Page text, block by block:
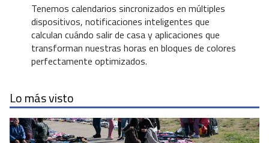
Tenemos calendarios sincronizados en múltiples
dispositivos, notificaciones inteligentes que
calculan cuándo salir de casa y aplicaciones que
transforman nuestras horas en bloques de colores
perfectamente optimizados.
Lo más visto